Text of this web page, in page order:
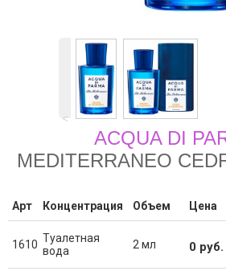
˂
ACQUA DI
MEDITERRANEO
Арт Концентрация Объем Цена
1610 Туалетная
вода
2 мл 0 руб.